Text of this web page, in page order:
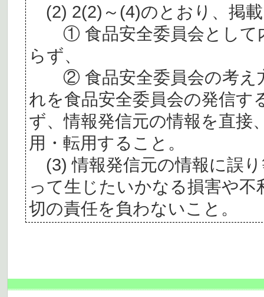
(2) 2(2)～(4)のとおり、掲
① 食品安全委員会として
らず、
② 食品安全委員会の考え
れを食品安全委員会の発信す
ず、情報発信元の情報を直接
用・転用すること。
(3) 情報発信元の情報に誤
って生じたいかなる損害や
切の責任を負わないこと。